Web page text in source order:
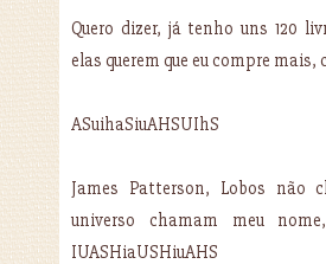
Quero dizer, já tenho uns 120
elas querem que eu compre mais,
ASuihaSiuAHSUIhS
James Patterson, Lobos não
universo chamam meu
IUASHiaUSHiuAHS